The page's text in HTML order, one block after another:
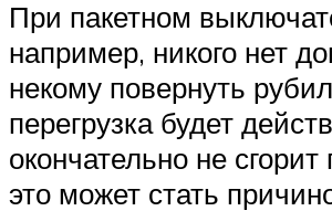
При пакетном
например, никого нет
некому повернуть
перегрузка будет
окончательно не сгорит
это может стать